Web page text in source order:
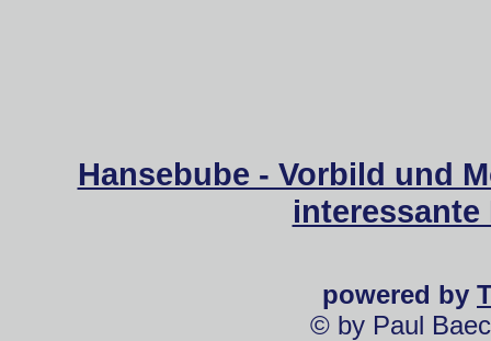
Hansebube - Vorbild und
powered by
© by Paul